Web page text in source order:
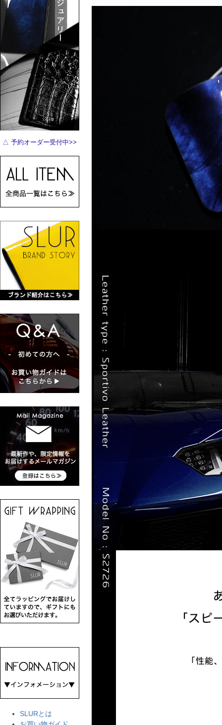
△ 予約オーダー受付中>>
SLURとは